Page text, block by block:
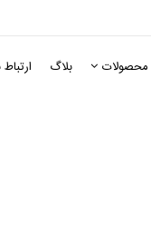
محصولات بلاگ ارتباط